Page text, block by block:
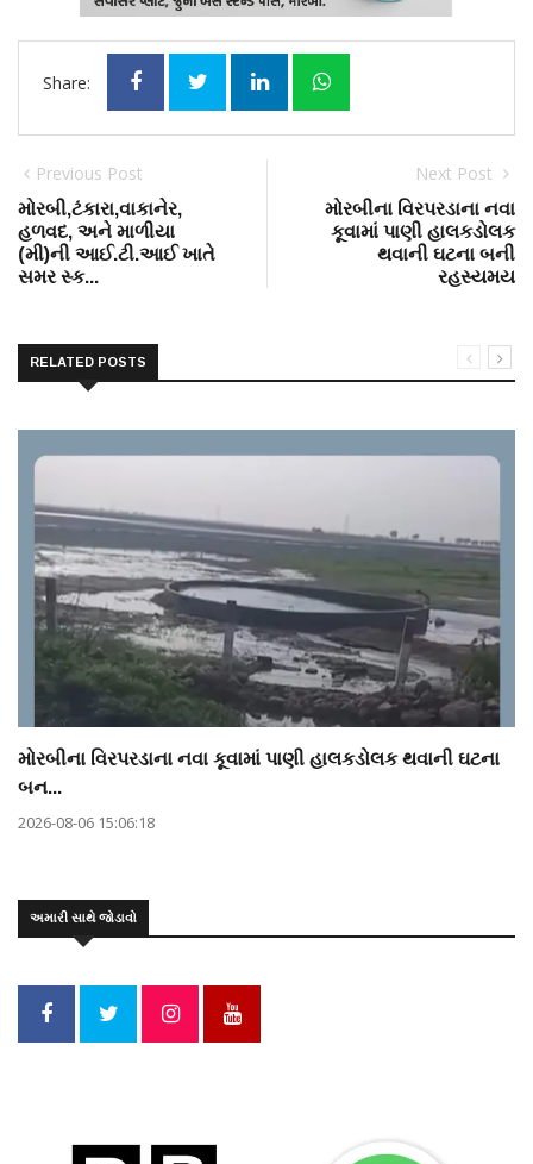
Share:
Previous Post
મોરબી,ટંકારા,વાકાનેર,
હળવદ, અને માળીયા
(મી)ની આઈ.ટી.આઈ ખાતે
સમર સ્ક...
Next Post
મોરબીના વિરપરડાના નવા
કૂવામાં પાણી હાલકડોલક
થવાની ઘટના બની
રહસ્યમય
RELATED POSTS
મોરબીના વિરપરડાના નવા કૂવામાં પાણી હાલકડોલક થવાની ઘટના
બન...
2026-08-06 15:06:18
અમારી સાથે જોડાવો